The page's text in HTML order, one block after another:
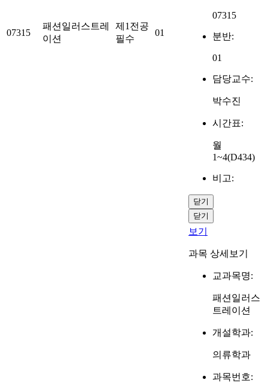
07315
패션일러스트레
이션
제1전공
필수
01
07315
분반:
01
담당교수:
박수진
시간표:
월
1~4(D434)
비고:
닫기
닫기
보기
과목 상세보기
교과목명:
패션일러스
트레이션
개설학과:
의류학과
과목번호: